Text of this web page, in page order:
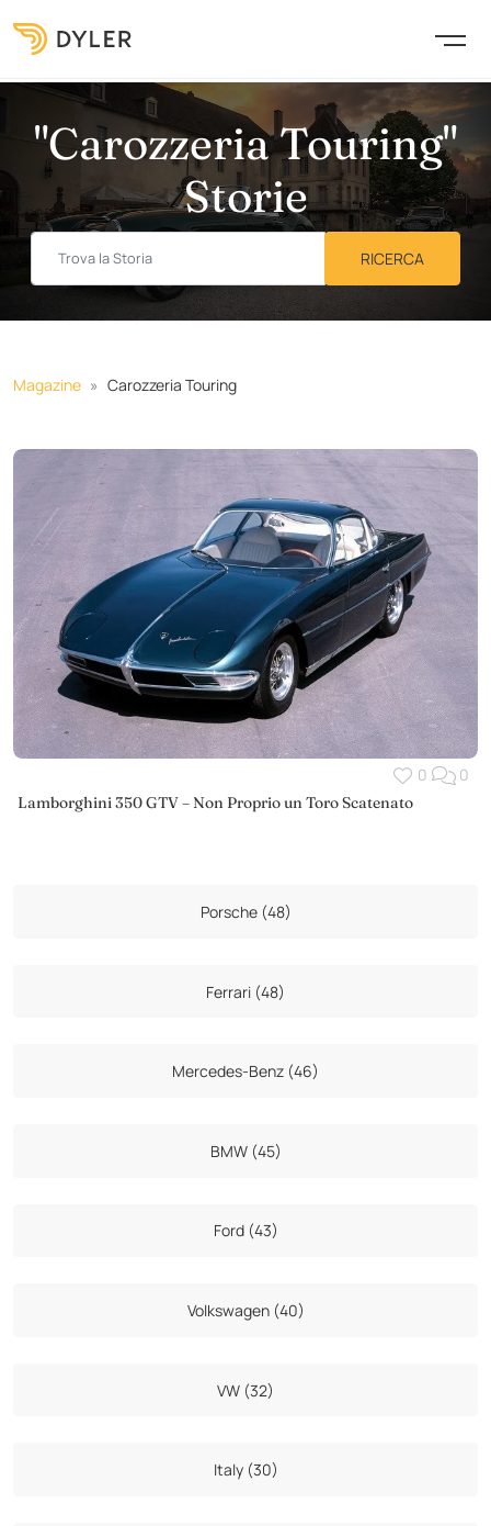
"Carozzeria Touring"
Storie
Magazine Carozzeria Touring
0 0
Lamborghini 350 GTV – Non Proprio un Toro Scatenato
Porsche (48)
Ferrari (48)
Mercedes-Benz (46)
BMW (45)
Ford (43)
Volkswagen (40)
VW (32)
Italy (30)